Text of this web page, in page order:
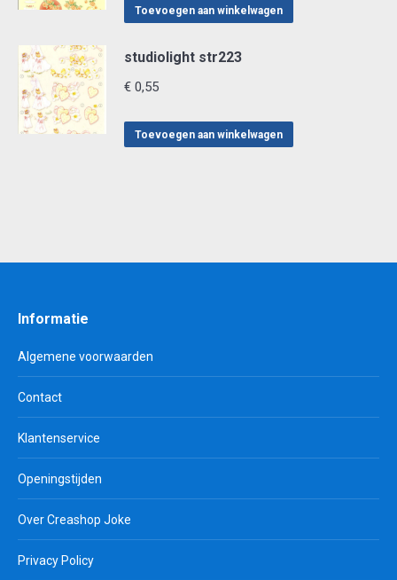
Toevoegen aan winkelwagen
studiolight str223
€ 0,55
Toevoegen aan winkelwagen
Informatie
Algemene voorwaarden
Contact
Klantenservice
Openingstijden
Over Creashop Joke
Privacy Policy